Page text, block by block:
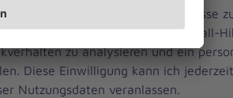
und auf meine Bedürfnisse
erlaube ich der Johanniter-Unfall-
zu analysieren und ein
Diese Einwilligung kann ich
Nutzungsdaten veranlassen.